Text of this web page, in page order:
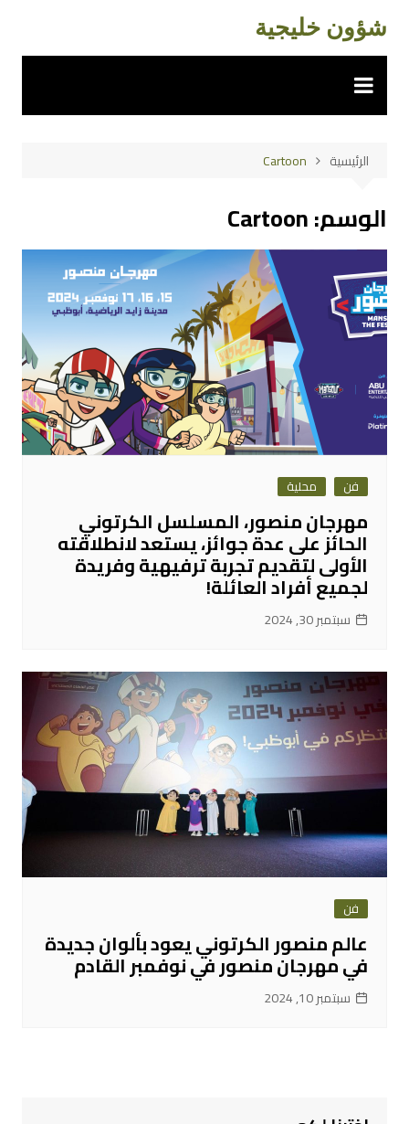
المحتوى
شؤون خليجية
الرئيسية Cartoon
الوسم:Cartoon
فن محلية
مهرجان منصور، المسلسل الكرتوني
الحائز على عدة جوائز، يستعد لانطلاقته
الأولى لتقديم تجربة ترفيهية وفريدة
لجميع أفراد العائلة!
سبتمبر 30, 2024
فن
عالم منصور الكرتوني يعود بألوان جديدة
في مهرجان منصور في نوفمبر القادم
سبتمبر 10, 2024